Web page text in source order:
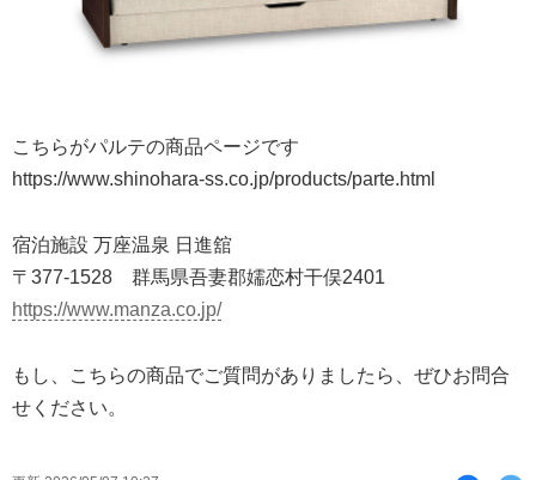
こちらがパルテの商品ページです
https://www.shinohara-ss.co.jp/products/parte.html
宿泊施設 万座温泉 日進舘
〒377-1528 群馬県吾妻郡嬬恋村干俣2401
https://www.manza.co.jp/
もし、こちらの商品でご質問がありましたら、ぜひお問合
せください。